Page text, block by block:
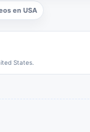
en USA
States.